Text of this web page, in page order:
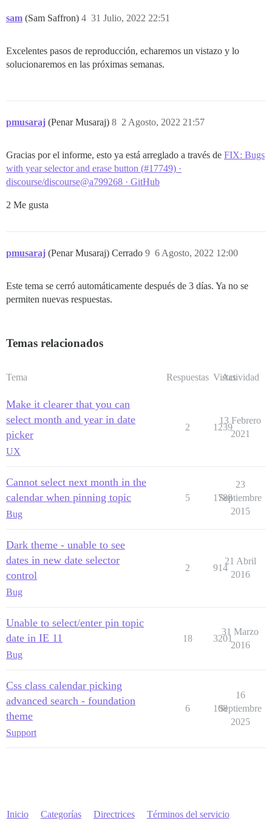
sam (Sam Saffron) 31 Julio, 2022 22:51
4
Excelentes pasos de reproducción, echaremos un vistazo y lo
solucionaremos en las próximas semanas.
pmusaraj (Penar Musaraj) 2 Agosto, 2022 21:57
8
Gracias por el informe, esto ya está arreglado a través de FIX: Bugs
with year selector and erase button (#17749) ·
discourse/discourse@a799268 · GitHub
2 Me gusta
pmusaraj (Penar Musaraj) Cerrado 6 Agosto, 2022 12:00
9
Este tema se cerró automáticamente después de 3 días. Ya no se
permiten nuevas respuestas.
Temas relacionados
Tema Respuestas Vistas
Actividad
Make it clearer that you can
select month and year in date
picker
UX
2 1239
13 Febrero
2021
Cannot select next month in the
calendar when pinning topic
Bug
5 1788
23
Septiembre
2015
Dark theme - unable to see
dates in new date selector
control
Bug
2 914
21 Abril
2016
Unable to select/enter pin topic
date in IE 11
Bug
18 3201
31 Marzo
2016
Css class calendar picking
advanced search - foundation
theme
Support
6 108
16
Septiembre
2025
Inicio Categorías Directrices Términos del servicio